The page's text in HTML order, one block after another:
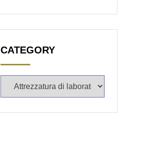
CATEGORY